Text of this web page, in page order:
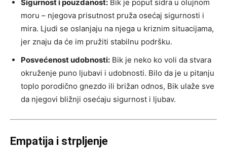
Sigurnost i pouzdanost: Bik je poput sidra u olujnom
moru – njegova prisutnost pruža osećaj sigurnosti i
mira. Ljudi se oslanjaju na njega u kriznim situacijama,
jer znaju da će im pružiti stabilnu podršku.
Posvećenost udobnosti: Bik je neko ko voli da stvara
okruženje puno ljubavi i udobnosti. Bilo da je u pitanju
toplo porodično gnezdo ili brižan odnos, Bik ulaže sve
da njegovi bližnji osećaju sigurnost i ljubav.
Empatija i strpljenje